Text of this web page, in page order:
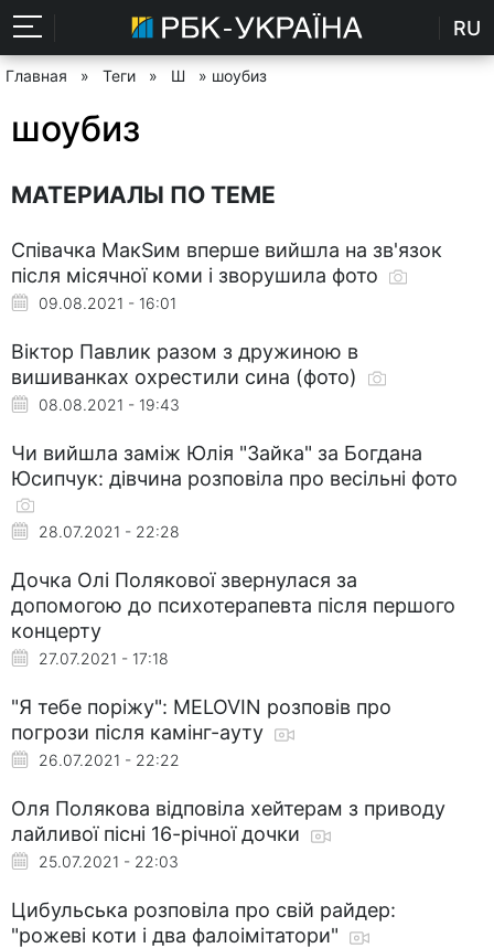
RU
Главная » Теги » Ш » шоубиз
шоубиз
МАТЕРИАЛЫ ПО ТЕМЕ
Співачка МакSим вперше вийшла на зв'язок
після місячної коми і зворушила фото
09.08.2021 - 16:01
Віктор Павлик разом з дружиною в
вишиванках охрестили сина (фото)
08.08.2021 - 19:43
Чи вийшла заміж Юлія "Зайка" за Богдана
Юсипчук: дівчина розповіла про весільні фото
28.07.2021 - 22:28
Дочка Олі Полякової звернулася за
допомогою до психотерапевта після першого
концерту
27.07.2021 - 17:18
"Я тебе поріжу": MELOVIN розповів про
погрози після камінг-ауту
26.07.2021 - 22:22
Оля Полякова відповіла хейтерам з приводу
лайливої пісні 16-річної дочки
25.07.2021 - 22:03
Цибульська розповіла про свій райдер:
"рожеві коти і два фалоімітатори"